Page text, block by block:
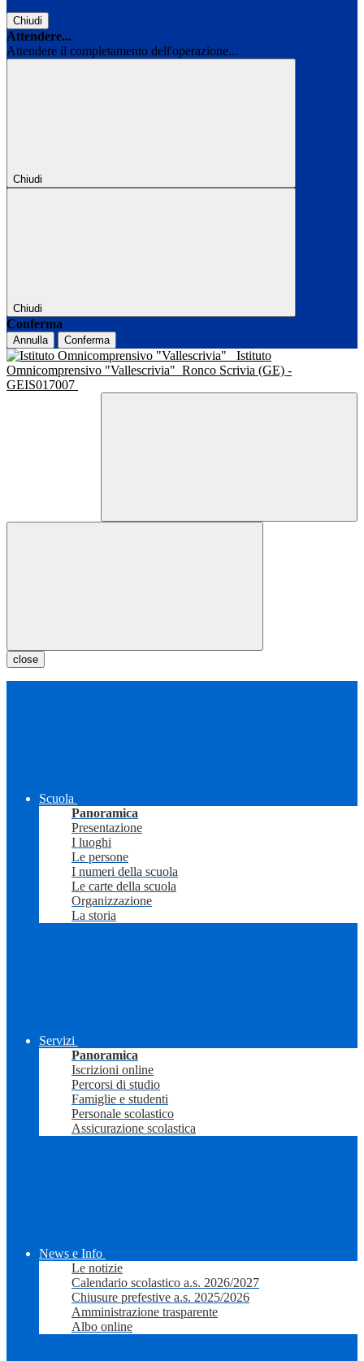
Chiudi
Attendere...
Attendere il completamento dell'operazione...
Chiudi
Chiudi
Conferma
Annulla Conferma
Istituto
Omnicomprensivo "Vallescrivia" Ronco Scrivia (GE) -
GEIS017007
close
Scuola
Panoramica
Presentazione
I luoghi
Le persone
I numeri della scuola
Le carte della scuola
Organizzazione
La storia
Servizi
Panoramica
Iscrizioni online
Percorsi di studio
Famiglie e studenti
Personale scolastico
Assicurazione scolastica
News e Info
Le notizie
Calendario scolastico a.s. 2026/2027
Chiusure prefestive a.s. 2025/2026
Amministrazione trasparente
Albo online